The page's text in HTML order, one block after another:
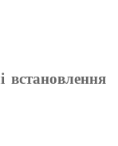
встановлення